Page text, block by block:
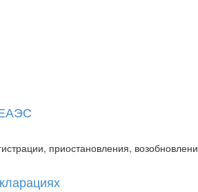
ЕАЭС
приостановления,